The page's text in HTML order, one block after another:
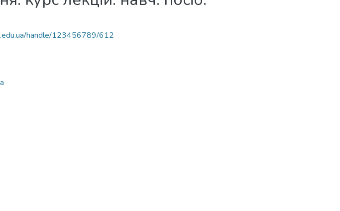
handle/123456789/612